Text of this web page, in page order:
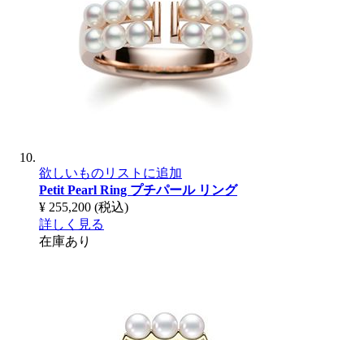
欲しいものリストに追加
Petit Pearl Ring プチパール リング
¥ 255,200 (税込)
詳しく見る
在庫あり